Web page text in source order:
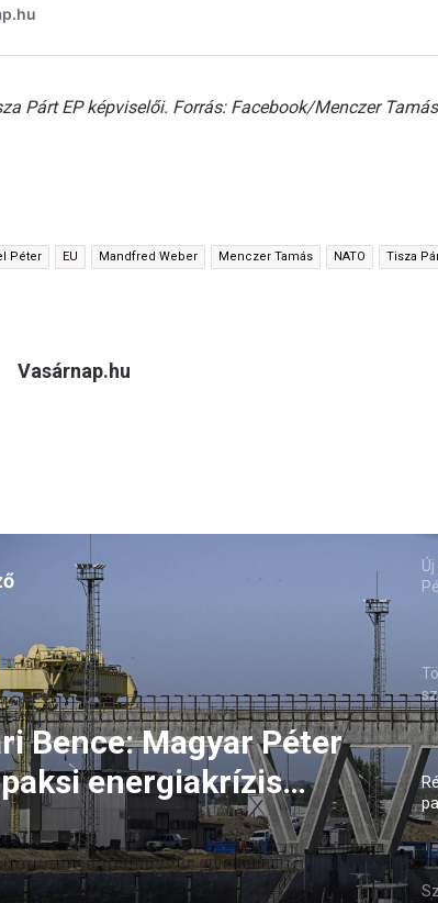
Párt EP képviselői. Forrás: Facebook/Menczer Tamás
Péter EU Mandfred Weber Menczer Tamás NATO Tisza
Vasárnap.hu
Bence: Magyar Péter
energiakrízis
rémhírterjesztője